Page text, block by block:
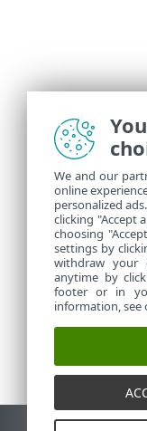
We and our
online
personalized
clicking "Accept
choosing
settings by
withdraw your
anytime by
footer or in
information, see